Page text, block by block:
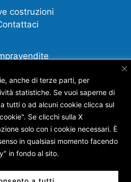
anche di terze parti, per
statistiche. Se vuoi saperne di
tutti o ad alcuni cookie clicca sul
Se clicchi sulla X
solo con i cookie necessari. È
in qualsiasi momento facendo
in fondo al sito.
costruzioni
d'azienda
i nostri servizi
BATTISTI S.N.C.
Sociale € 7.400,00 |